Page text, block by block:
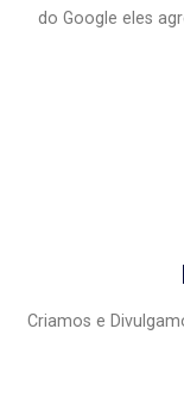
do Google eles
Criamos e